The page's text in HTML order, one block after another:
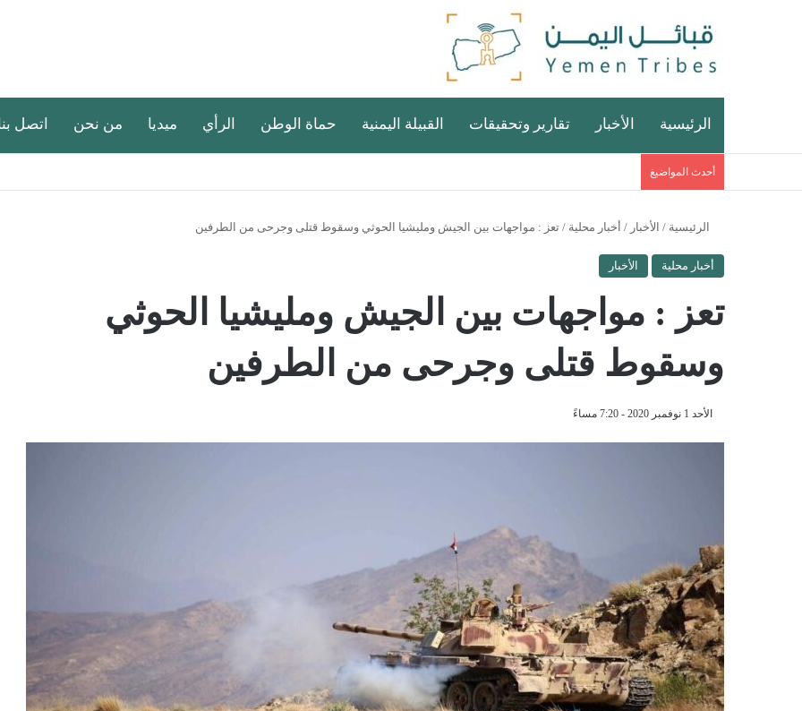
الرئيسية الأخبار تقارير وتحقيقات القبيلة اليمنية حماة الوطن الرأي ميديا من نحن اتصل
أحدث المواضيغ
الرئيسية / الأخبار / أخبار محلية / تعز : مواجهات بين الجيش ومليشيا الحوثي وسقوط قتلى وجرحى من الطرفين
أخبار محلية الأخبار
تعز : مواجهات بين الجيش ومليشيا الحوثي
وسقوط قتلى وجرحى من الطرفين
الأحد 1 نوفمبر 2020 - 7:20 مساءً